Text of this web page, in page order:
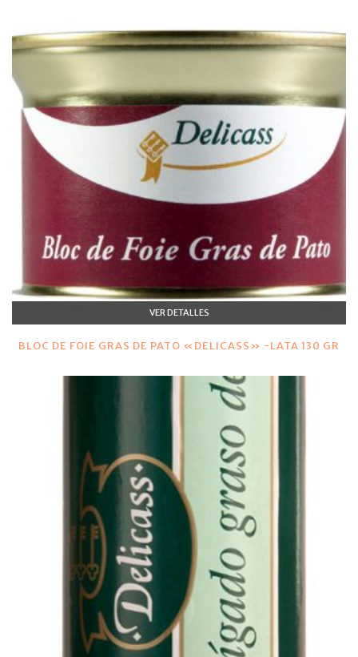
VER DETALLES
BLOC DE FOIE GRAS DE PATO «DELICASS» -LATA 130 GR